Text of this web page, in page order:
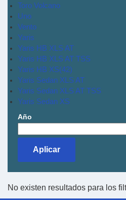
Toro Volcano
Uno
Vento
Yaris
Yaris HB XLS AT
Yaris HB XLS AT TSS
Yaris HB XS(42)
Yaris Sedan XLS AT
Yaris Sedan XLS AT TSS
Yaris Sedan XS
Año
No existen resultados para los